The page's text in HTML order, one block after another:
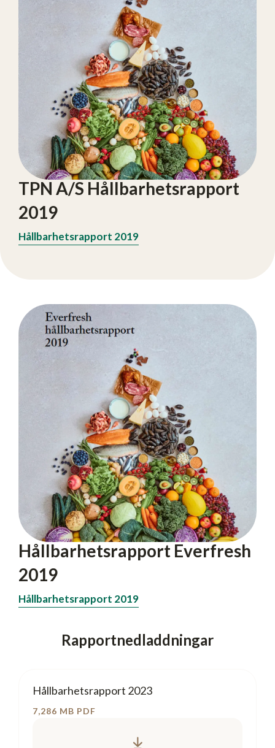
TPN A/S Hållbarhetsrapport
2019
Hållbarhetsrapport 2019
Hållbarhetsrapport Everfresh
2019
Hållbarhetsrapport 2019
Rapportnedladdningar
Hållbarhetsrapport 2023
7,286 MB PDF